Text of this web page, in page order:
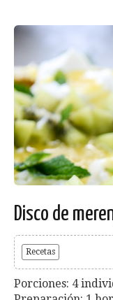
Disco de
Recetas
Porciones: 4